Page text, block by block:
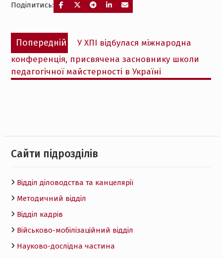
Поділитись:
Навігація
записів
Попередній
Попередній
запис:
У ХПІ відбулася міжнародна
конференція, присвячена засновнику школи
педагогічної майстерності в Україні
Cайти підрозділів
Відділ діловодства та канцелярії
Методичний відділ
Відділ кадрів
Військово-мобілізаційний відділ
Науково-дослідна частина